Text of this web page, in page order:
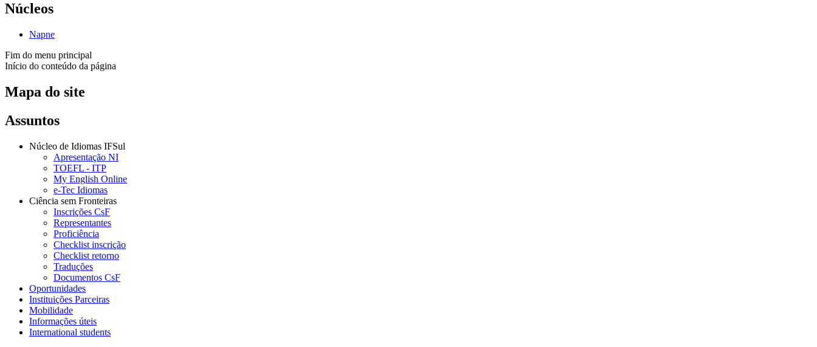
Núcleos
Napne
Fim do menu principal
Início do conteúdo da página
Mapa do site
Assuntos
Núcleo de Idiomas IFSul
Apresentação NI
TOEFL - ITP
My English Online
e-Tec Idiomas
Ciência sem Fronteiras
Inscrições CsF
Representantes
Proficiência
Checklist inscrição
Checklist retorno
Traduções
Documentos CsF
Oportunidades
Instituições Parceiras
Mobilidade
Informações úteis
International students